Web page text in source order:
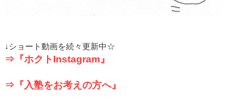
↓ ショート動画を続々更新中☆
⇒『ホクトInstagram』
⇒『入塾をお考えの方へ』